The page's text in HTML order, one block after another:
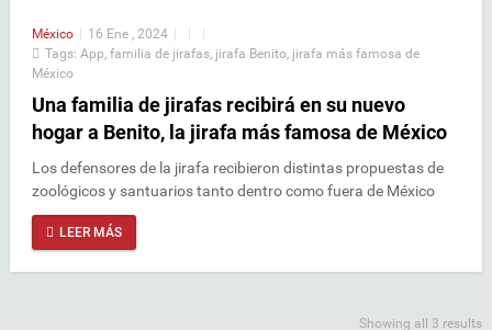
México | 16 Ene , 2024 | |
|
Tags: App familia de jirafas jirafa Benito jirafa más famosa de
México
Una familia de jirafas recibirá en su nuevo
hogar a Benito, la jirafa más famosa de México
Los defensores de la jirafa recibieron distintas propuestas de
zoológicos y santuarios tanto dentro como fuera de México
LEER MÁS
Showing all 3 results